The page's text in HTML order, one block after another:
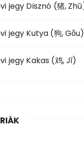
jegy Disznó (猪,
jegy Kutya (狗, Gǒu)
jegy Kakas (鸡, Jī)